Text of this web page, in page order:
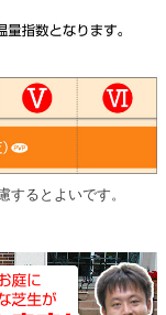
るとよいです。